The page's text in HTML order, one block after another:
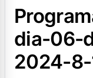
programa-12-em-ponto-
dia-06-
2024-